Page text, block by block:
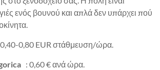
ενός βουνού και απλά δεν υπάρχει πού
0,80 EUR στάθμευση/ώρα.
: 0,60 € ανά ώρα.